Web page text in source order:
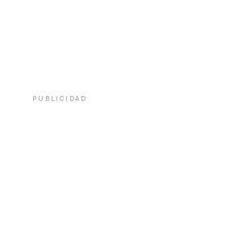
PUBLICIDAD